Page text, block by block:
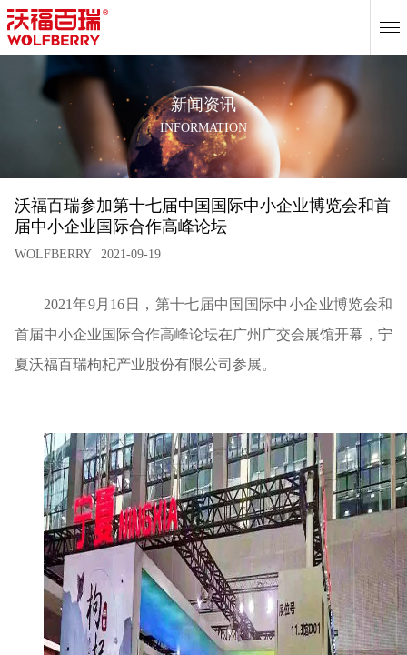
新闻资讯
INFORMATION
沃福百瑞参加第十七届中国国际中小企业博览会和首
届中小企业国际合作高峰论坛
WOLFBERRY 2021-09-19
2021年9月16日，第十七届中国国际中小企业博览会和
首届中小企业国际合作高峰论坛在广州广交会展馆开幕，宁
夏沃福百瑞枸杞产业股份有限公司参展。